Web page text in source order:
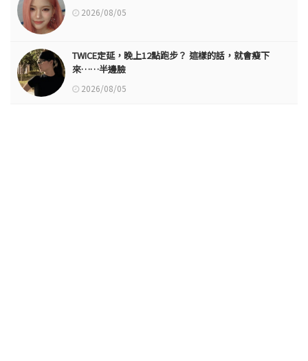
2026/08/05
TWICE定延，晚上12點跑步？ 這樣的話，就會瘦下
來……半邊臉
2026/08/05